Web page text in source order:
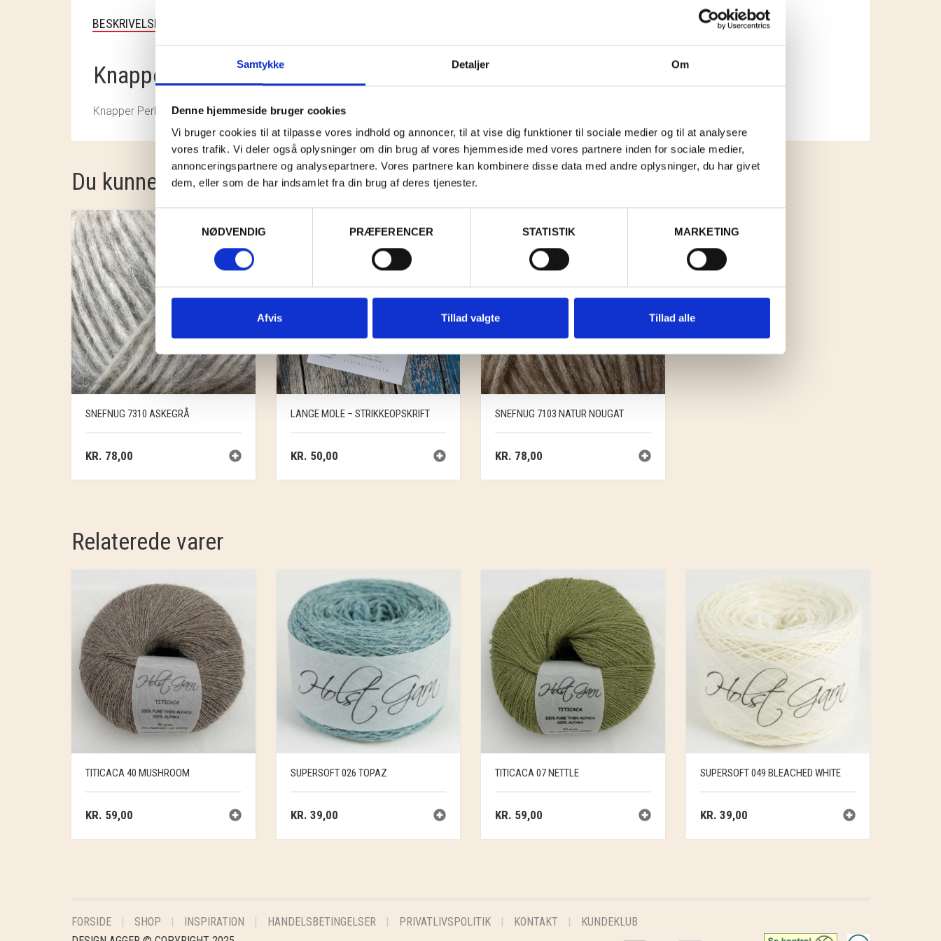
Samtykke Detaljer Om
Denne hjemmeside bruger cookies
Vi bruger cookies til at tilpasse vores indhold og annoncer, til at vise dig funktioner til sociale medier og til at analysere
vores trafik. Vi deler også oplysninger om din brug af vores hjemmeside med vores partnere inden for sociale medier,
annonceringspartnere og analysepartnere. Vores partnere kan kombinere disse data med andre oplysninger, du har givet
dem, eller som de har indsamlet fra din brug af deres tjenester.
Samtykkevalg
NØDVENDIG
PRÆFERENCER STATISTIK MARKETING
Afvis Tillad valgte Tillad alle
BESKRIVELSE
Knapper Perlemor Hvid
Knapper Perlemor Hvid
Du kunne også være interesseret i...
SNEFNUG 7310 ASKEGRÅ
KR. 78,00
LANGE MOLE – STRIKKEOPSKRIFT
KR. 50,00
SNEFNUG 7103 NATUR NOUGAT
KR. 78,00
Relaterede varer
TITICACA 40 MUSHROOM
KR. 59,00
SUPERSOFT 026 TOPAZ
KR. 39,00
TITICACA 07 NETTLE
KR. 59,00
SUPERSOFT 049 BLEACHED WHITE
KR. 39,00
FORSIDE SHOP INSPIRATION HANDELSBETINGELSER PRIVATLIVSPOLITIK KONTAKT
KUNDEKLUB